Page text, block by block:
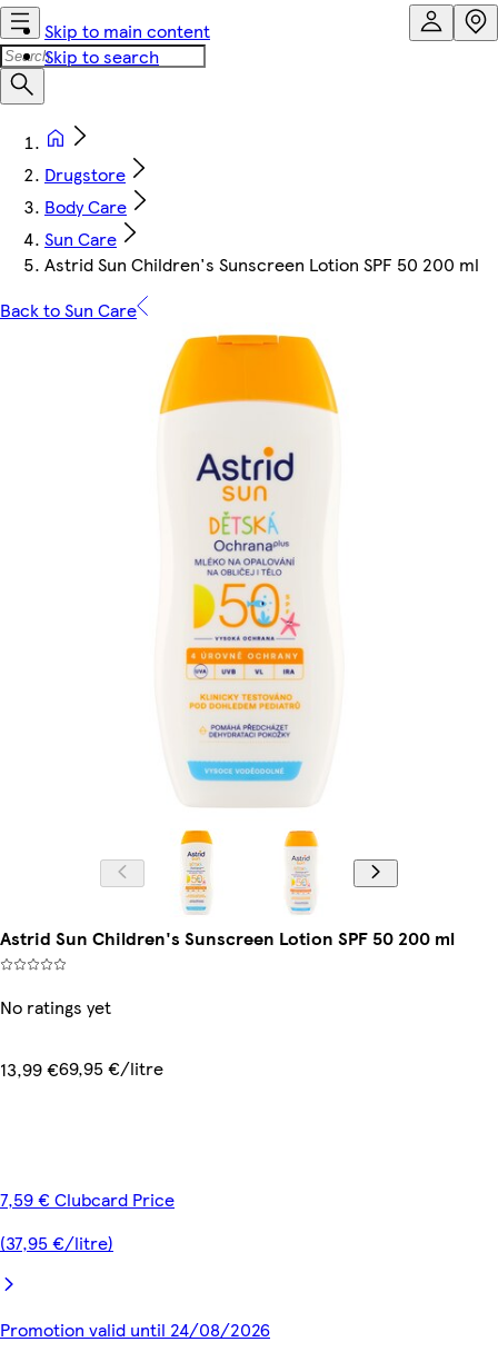
Skip to main content
Skip to search
Drugstore
Body Care
Sun Care
Astrid Sun Children's Sunscreen Lotion SPF 50 200 ml
Back to Sun Care
Astrid Sun Children's Sunscreen Lotion SPF 50 200 ml
No ratings yet
13,99 €69,95 €/litre
7,59 € Clubcard Price
(37,95 €/litre)
Promotion valid until 24/08/2026